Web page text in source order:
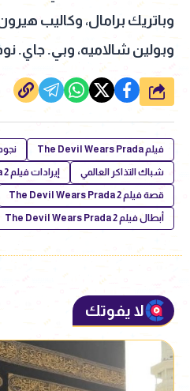
وباتريك برامال، وكاليب
وبولين شالاميه، وبي. جاي.
شارك
فيلم The Devil Wears Prada
شباك التذاكر العالمي إيرادات فيلم The Devil Wears Prada 2
قصة فيلم The Devil Wears Prada 2
أبطال فيلم The Devil Wears Prada 2
لا يفوتك